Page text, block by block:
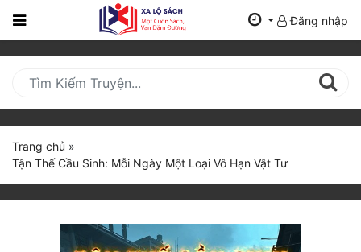
Trang
Mới
Cập
Nhật
(current)
BXH
Đăng nhập
Trang chủ »
Tận Thế Cầu Sinh: Mỗi Ngày Một Loại Vô Hạn Vật Tư